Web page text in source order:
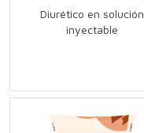
Diurético en solución
inyectable